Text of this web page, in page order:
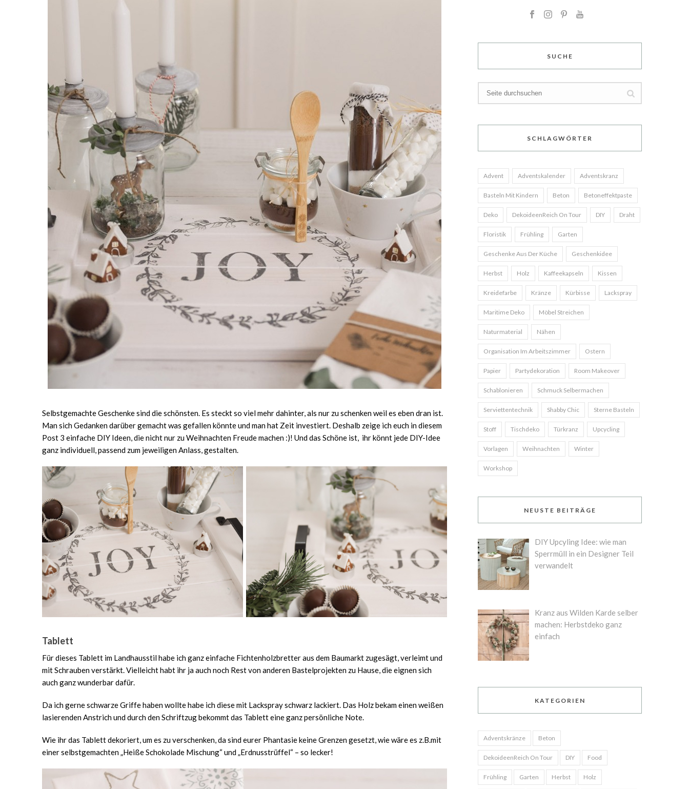
Selbstgemachte Geschenke sind die schönsten. Es steckt so viel mehr dahinter, als nur zu schenken weil es eben dran ist.
Man sich Gedanken darüber gemacht was gefallen könnte und man hat Zeit investiert. Deshalb zeige ich euch in diesem
Post 3 einfache DIY Ideen, die nicht nur zu Weihnachten Freude machen :)! Und das Schöne ist, ihr könnt jede DIY-Idee
ganz individuell, passend zum jeweiligen Anlass, gestalten.
Tablett
Für dieses Tablett im Landhausstil habe ich ganz einfache Fichtenholzbretter aus dem Baumarkt zugesägt, verleimt und
mit Schrauben verstärkt. Vielleicht habt ihr ja auch noch Rest von anderen Bastelprojekten zu Hause, die eignen sich
auch ganz wunderbar dafür.
Da ich gerne schwarze Griffe haben wollte habe ich diese mit Lackspray schwarz lackiert. Das Holz bekam einen weißen
lasierenden Anstrich und durch den Schriftzug bekommt das Tablett eine ganz persönliche Note.
Wie ihr das Tablett dekoriert, um es zu verschenken, da sind eurer Phantasie keine Grenzen gesetzt, wie wäre es z.B.mit
einer selbstgemachten „Heiße Schokolade Mischung“ und „Erdnusstrüffel“ – so lecker!
SUCHE
SCHLAGWÖRTER
Advent Adventskalender Adventskranz
Basteln Mit Kindern Beton Betoneffektpaste
Deko DekoideenReich On Tour DIY Draht
Floristik Frühling Garten
Geschenke Aus Der Küche Geschenkidee
Herbst Holz Kaffeekapseln Kissen
Kreidefarbe Kränze Kürbisse Lackspray
Maritime Deko Möbel Streichen
Naturmaterial Nähen
Organisation Im Arbeitszimmer Ostern
Papier Partydekoration Room Makeover
Schablonieren Schmuck Selbermachen
Serviettentechnik Shabby Chic Sterne Basteln
Stoff Tischdeko Türkranz Upcycling
Vorlagen Weihnachten Winter
Workshop
NEUSTE BEITRÄGE
DIY Upcyling Idee: wie man
Sperrmüll in ein Designer Teil
verwandelt
Kranz aus Wilden Karde selber
machen: Herbstdeko ganz
einfach
KATEGORIEN
Adventskränze Beton
DekoideenReich On Tour DIY Food
Frühling Garten Herbst Holz